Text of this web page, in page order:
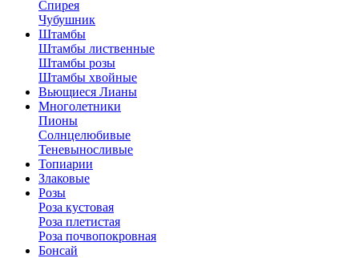
Спирея
Чубушник
Штамбы
Штамбы лиственные
Штамбы розы
Штамбы хвойные
Вьющиеся Лианы
Многолетники
Пионы
Солнцелюбивые
Теневыносливые
Топиарии
Злаковые
Розы
Роза кустовая
Роза плетистая
Роза почвопокровная
Бонсай